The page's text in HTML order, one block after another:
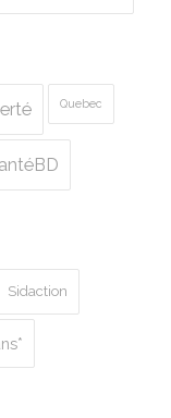
Quebec
Sidaction